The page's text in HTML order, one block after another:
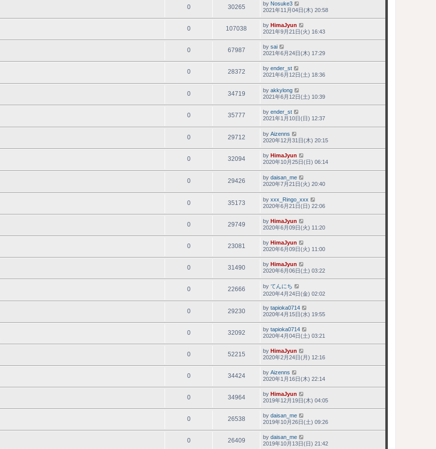
0 30265 by Nosuke3
2021年11月04日(木) 20:58
0 107038 by HimaJyun
2021年9月21日(火) 16:43
0 67987 by sai
2021年6月24日(木) 17:29
0 28372 by ender_st
2021年6月12日(土) 18:36
0 34719 by akkylong
2021年6月12日(土) 10:39
0 35777 by ender_st
2021年1月10日(日) 12:37
0 29712 by Aizenns
2020年12月31日(木) 20:15
0 32094 by HimaJyun
2020年10月25日(日) 06:14
0 29426 by daisan_me
2020年7月21日(火) 20:40
0 35173 by xxx_Ringo_xxx
2020年6月21日(日) 22:06
0 29749 by HimaJyun
2020年6月09日(火) 11:20
0 23081 by HimaJyun
2020年6月09日(火) 11:00
0 31490 by HimaJyun
2020年6月06日(土) 03:22
0 22666 by てんにち
2020年4月24日(金) 02:02
0 29230 by tapioka0714
2020年4月15日(水) 19:55
0 32092 by tapioka0714
2020年4月04日(土) 03:21
0 52215 by HimaJyun
2020年2月24日(月) 12:16
0 34424 by Aizenns
2020年1月16日(木) 22:14
0 34964 by HimaJyun
2019年12月19日(木) 04:05
0 26538 by daisan_me
2019年10月26日(土) 09:26
0 26409 by daisan_me
2019年10月13日(日) 21:42